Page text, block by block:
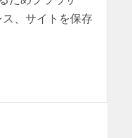
、サイトを保存